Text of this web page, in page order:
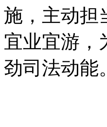
施，主动担
宜业宜游，
劲司法动能